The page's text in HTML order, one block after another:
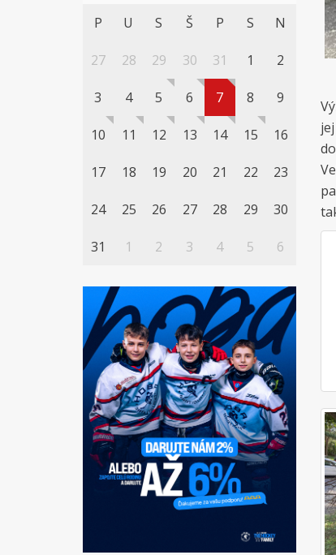
P U S Š P S N
27 28 29 30 31 1 2
3 4 5 6 7 8 9
10 11 12 13 14 15 16
17 18 19 20 21 22 23
24 25 26 27 28 29 30
31 1 2 3 4 5 6